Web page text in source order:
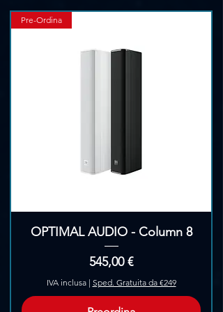
Pre-Ordina
OPTIMAL AUDIO - Column 8
Prezzo
545,00 €
IVA inclusa| Sped. Gratuita da €249